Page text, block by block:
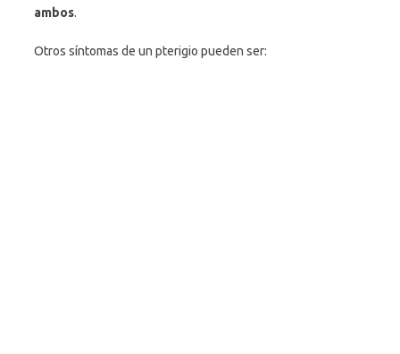
ambos.
Otros síntomas de un pterigio pueden ser: